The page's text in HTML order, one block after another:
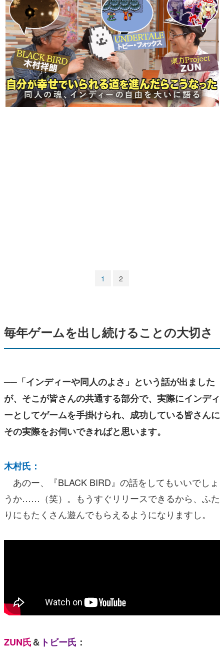
ゲームが変えた日本語
「経験値」「裏技」「ラスボス」… ゲームにまつわる言葉
の起源や用法の変遷を、コンピューター文化史研究家・タ
イニーP氏が徹底調査。
カテゴリ
特集記事
マンガ
1 2
毎年ゲームを出し続けることの大切さ
──「インディーや同人のよさ」という話が出ました
が、そこが皆さんの共通する部分で、実際にインディ
ーとしてゲームを手掛けられ、成功している皆さんに
その実際をお伺いできればと思います。
木村氏：
あのー、『BLACK BIRD』の話をしてもいいでしょ
うか……（笑）。もうすぐリリースできるから、ふた
りにもたくさん遊んでもらえるようになりますし。
ZUN氏＆ トビー氏 ：